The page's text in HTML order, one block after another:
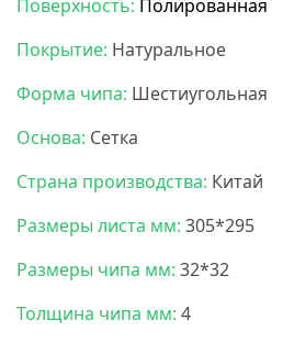
Поверхность: Полированная
Покрытие: Натуральное
Форма чипа: Шестиугольная
Основа: Сетка
Страна производства: Китай
Размеры листа мм: 305*295
Размеры чипа мм: 32*32
Толщина чипа мм: 4